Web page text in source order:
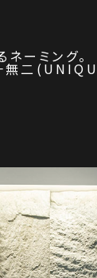
ーミング。
無二